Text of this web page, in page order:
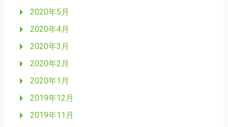
2020年5月
2020年4月
2020年3月
2020年2月
2020年1月
2019年12月
2019年11月